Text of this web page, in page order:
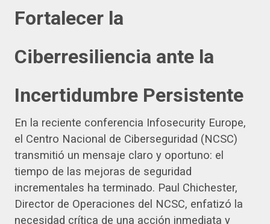
Fortalecer la
Ciberresiliencia ante la
Incertidumbre Persistente
En la reciente conferencia Infosecurity Europe,
el Centro Nacional de Ciberseguridad (NCSC)
transmitió un mensaje claro y oportuno: el
tiempo de las mejoras de seguridad
incrementales ha terminado. Paul Chichester,
Director de Operaciones del NCSC, enfatizó la
necesidad crítica de una acción inmediata y